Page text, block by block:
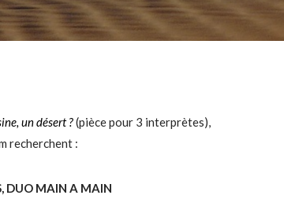
un désert ?(pièce pour 3 interprètes),
recherchent :
DUO MAIN A MAIN